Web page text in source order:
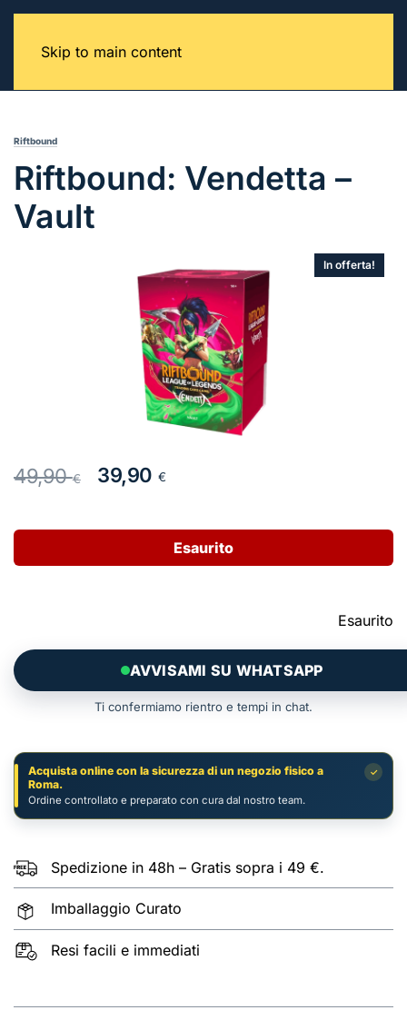
Skip to main content
Riftbound
Riftbound: Vendetta –
Vault
In offerta!
49,90€
Il
prezzo
49,90 €.
39,90 €Il
è:
39,90 €.
Esaurito
Esaurito
AVVISAMI SU WHATSAPP
Ti confermiamo rientro e tempi in chat.
✓
Acquista online con la sicurezza di un negozio fisico a
Roma.
Ordine controllato e preparato con cura dal nostro team.
Spedizione in 48h – Gratis sopra i 49 €.
Imballaggio Curato
Resi facili e immediati